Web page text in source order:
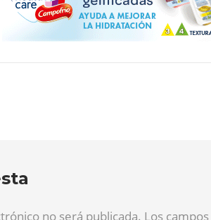
no será publicada. Los